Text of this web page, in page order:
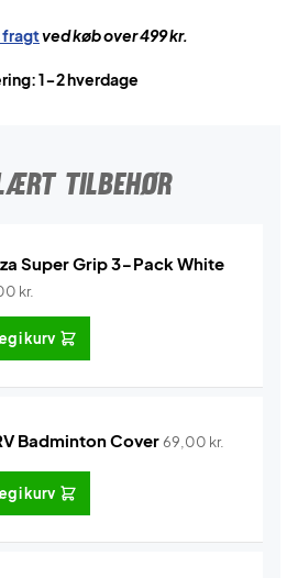
fragtved køb over 499 kr.
1-2 hverdage
TILBEHØR
Super Grip 3-Pack White
kr.
i kurv
Badminton Cover69,00 kr.
i kurv